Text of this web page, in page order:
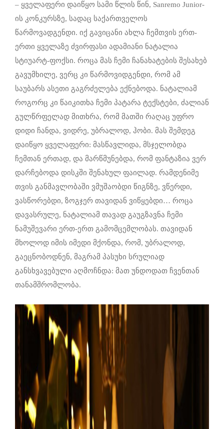
– ყველაფერი დაიწყო სამი წლის წინ, Sanremo Junior-
ის კონკურსზე, სადაც საქართველოს
წარმოვადგენდი. იქ გავიცანი ახლა ჩემთვის ერთ-
ერთი ყველაზე ძვირფასი ადამიანი ნატალია
სტიუარტ-ფოქსი. როცა მას ჩემი ჩანახატების შესახებ
გავუმხილე, ვერც კი წარმოვიდგენდი, რომ ამ
საუბარს ასეთი გაგრძელება ექნებოდა. ნატალიამ
როგორც კი წაიკითხა ჩემი პატარა ტექსტები, ძალიან
გულწრფელად მითხრა, რომ მათში რაღაც უფრო
დიდი ჩანდა, ვიდრე, უბრალოდ, ჰობი. მას შემდეგ
დაიწყო ყველაფერი: მასწავლიდა, მსჯელობდა
ჩემთან ერთად, და მარწმუნებდა, რომ ფანტაზია ვერ
დარჩებოდა დისკში შენახულ ფაილად. რამდენიმე
თვის განმავლობაში ვმუშაობდი წიგნზე, ვწერდი,
ვასწორებდი, ზოგჯერ თავიდან ვიწყებდი… როცა
დავასრულე, ნატალიამ თავად გაუგზავნა ჩემი
ნამუშევარი ერთ-ერთ გამომცემლობას. თავიდან
მხოლოდ იმის იმედი მქონდა, რომ, უბრალოდ,
გაეცნობოდნენ, მაგრამ პასუხი სრულიად
განსხვავებული აღმოჩნდა: მათ უნდოდათ ჩვენთან
თანამშრომლობა.